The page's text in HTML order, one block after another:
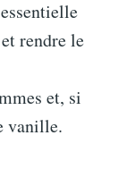
rendre le
et, si
vanille.